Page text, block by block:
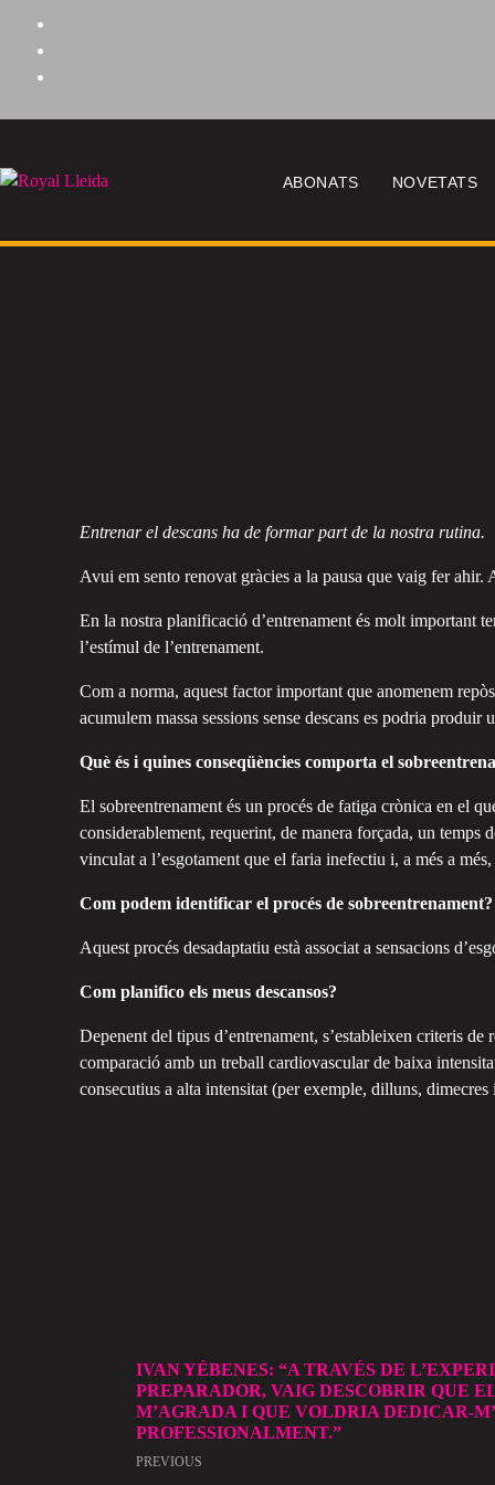
ABONATS NOVETATS
Entrenar el descans ha de formar part de la nostra rutina.
Avui em sento renovat gràcies a la pausa que vaig fer
En la nostra planificació d’entrenament és molt important
l’estímul de l’entrenament.
Com a norma, aquest factor important que anomenem
acumulem massa sessions sense descans es podria
Què és i quines conseqüències comporta el
El sobreentrenament és un procés de fatiga crònica en el
considerablement, requerint, de manera forçada, un temps
vinculat a l’esgotament que el faria inefectiu i, a més a
Com podem identificar el procés de sobreentrenament?
Aquest procés desadaptatiu està associat a sensacions
Com planifico els meus descansos?
Depenent del tipus d’entrenament, s’estableixen criteris
comparació amb un treball cardiovascular de baixa
consecutius a alta intensitat (per exemple, dilluns,
IVAN YÉBENES: “A TRAVÉS DE
PREPARADOR, VAIG DESCOBRIR QUE
M’AGRADA I QUE VOLDRIA DEDICAR-
PROFESSIONALMENT.”
PREVIOUS